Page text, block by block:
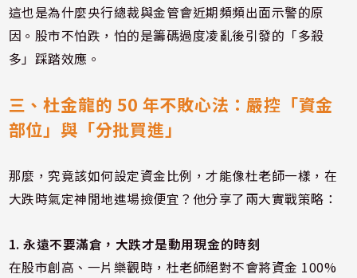
這也是為什麼央行總裁與金管會近期頻頻出面示警的原
因。股市不怕跌，怕的是籌碼過度凌亂後引發的「多殺
多」踩踏效應。
三、杜金龍的 50 年不敗心法：嚴控「資金
部位」與「分批買進」
那麼，究竟該如何設定資金比例，才能像杜老師一樣，在
大跌時氣定神閒地進場撿便宜？他分享了兩大實戰策略：
1. 永遠不要滿倉，大跌才是動用現金的時刻
在股市創高、一片樂觀時，杜老師絕對不會將資金 100%